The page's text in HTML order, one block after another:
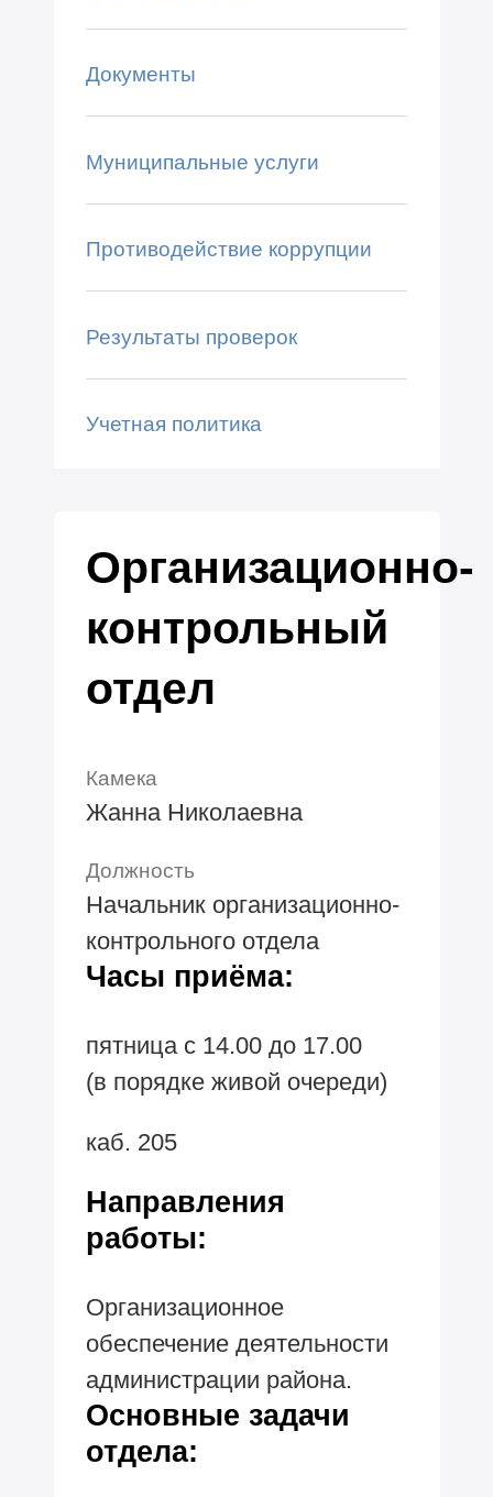
Документы
Муниципальные услуги
Противодействие коррупции
Результаты проверок
Учетная политика
Организационно-
контрольный
отдел
Камека
Жанна Николаевна
Должность
Начальник организационно-
контрольного отдела
Часы приёма:
пятница с 14.00 до 17.00
(в порядке живой очереди)
каб. 205
Направления
работы:
Организационное
обеспечение деятельности
администрации района.
Основные задачи
отдела: